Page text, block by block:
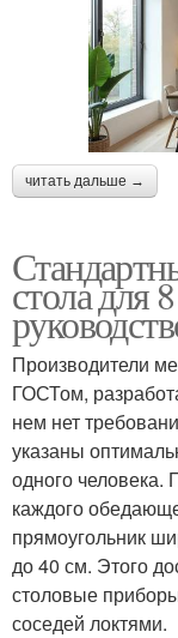
читать дальше →
стола для
Производители
ГОСТом,
нем нет
указаны
одного человека.
каждого
прямоугольник
до 40 см. Этого
столовые
соседей локтями.